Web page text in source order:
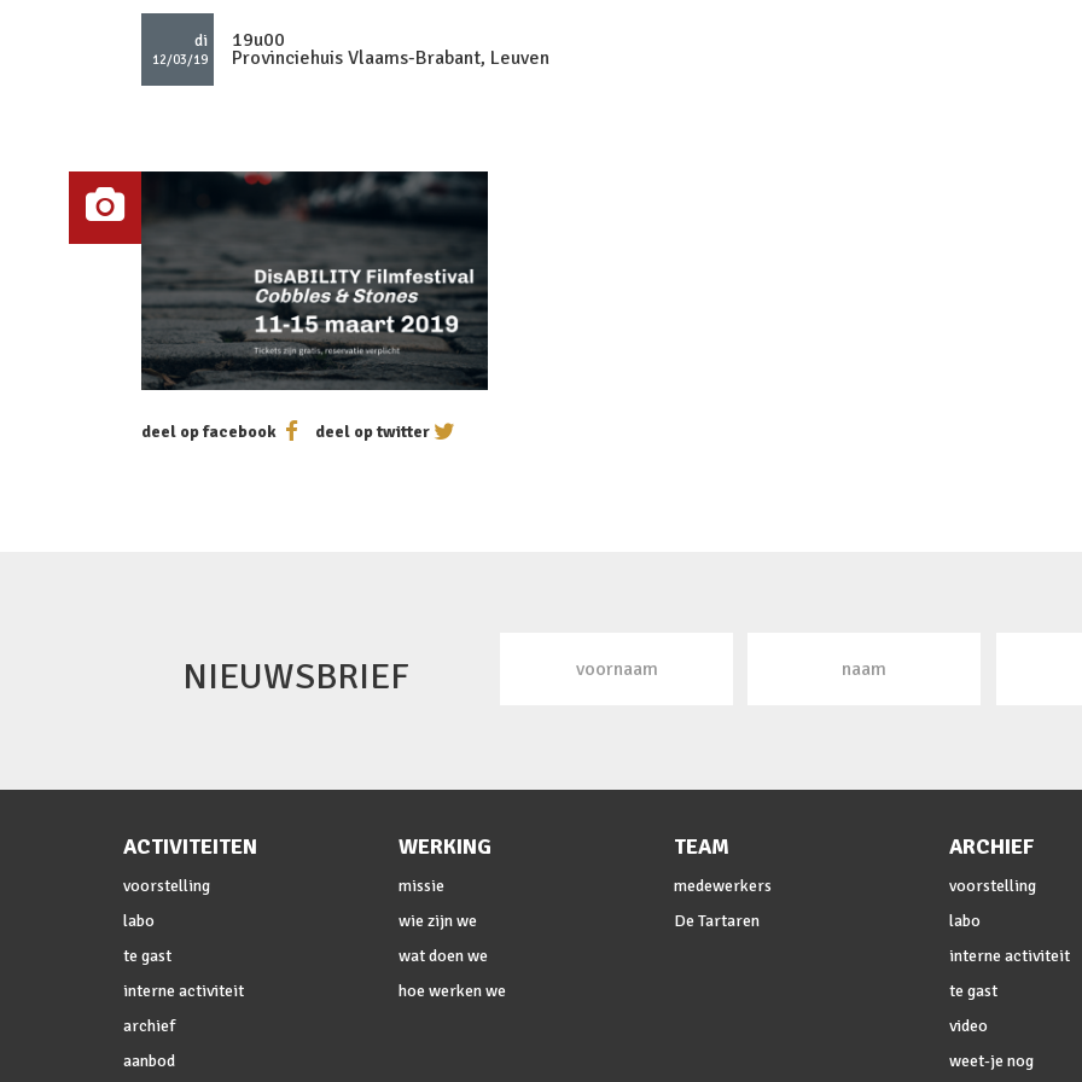
di
12/03/19
19u00
Provinciehuis Vlaams-Brabant, Leuven
deel op facebook deel op twitter
NIEUWSBRIEF
ACTIVITEITEN
voorstelling
labo
te gast
interne activiteit
archief
aanbod
WERKING
missie
wie zijn we
wat doen we
hoe werken we
TEAM
medewerkers
De Tartaren
ARCHIEF
voorstelling
labo
interne activiteit
te gast
video
weet-je nog